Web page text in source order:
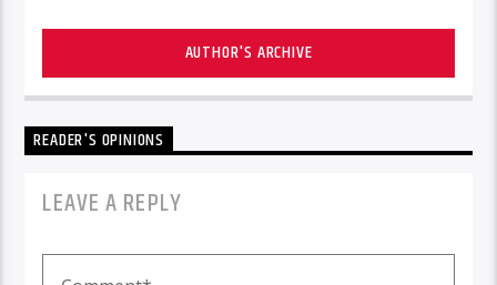
AUTHOR'S ARCHIVE
READER'S OPINIONS
LEAVE A REPLY